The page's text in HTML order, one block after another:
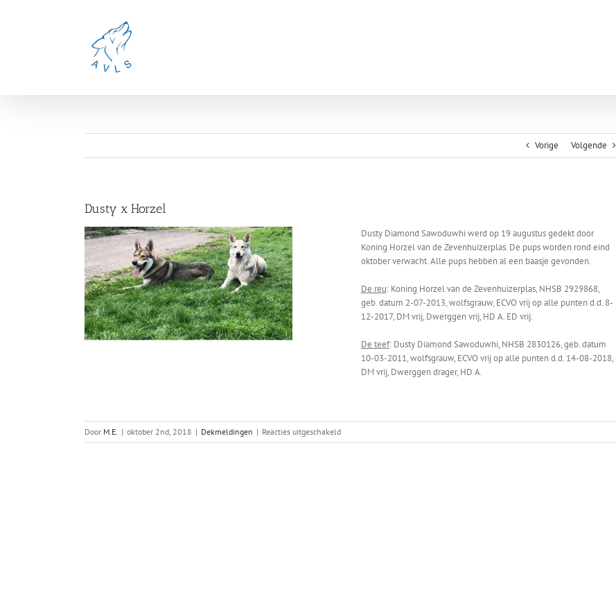
Vorige Volgende
Dusty x Horzel
Dusty Diamond Sawoduwhi werd op 19 augustus gedekt door
Koning Horzel van de Zevenhuizerplas. De pups worden rond eind
oktober verwacht. Alle pups hebben al een baasje gevonden.
De reu: Koning Horzel van de Zevenhuizerplas, NHSB 2929868,
geb. datum 2-07-2013, wolfsgrauw, ECVO vrij op alle punten d.d. 8-
12-2017, DM vrij, Dwerggen vrij, HD A. ED vrij.
De teef: Dusty Diamond Sawoduwhi, NHSB 2830126, geb. datum
10-03-2011, wolfsgrauw, ECVO vrij op alle punten d.d. 14-08-2018,
DM vrij, Dwerggen drager, HD A.
Door M.E. | oktober 2nd, 2018 | Dekmeldingen | Reacties uitgeschakeldvoor
Dusty